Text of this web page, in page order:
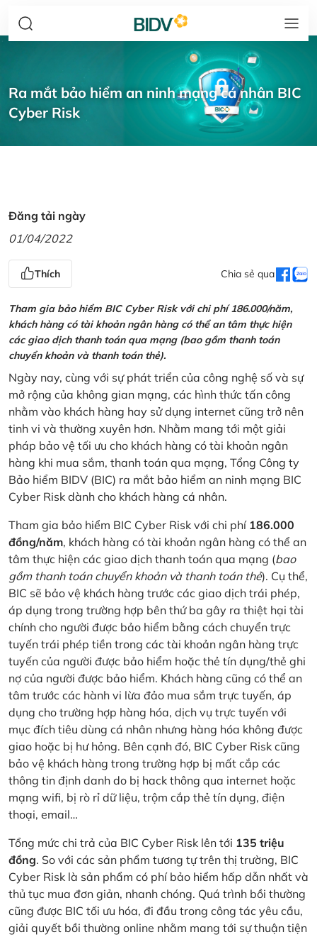
Ra mắt bảo hiểm an ninh mạng cá nhân BIC
Cyber Risk
Đăng tải ngày
01/04/2022
Thích Chia sẻ qua
Tham gia bảo hiểm BIC Cyber Risk với chi phí 186.000/năm,
khách hàng có tài khoản ngân hàng có thể an tâm thực hiện
các giao dịch thanh toán qua mạng (bao gồm thanh toán
chuyển khoản và thanh toán thẻ).
Ngày nay, cùng với sự phát triển của công nghệ số và sự
mở rộng của không gian mạng, các hình thức tấn công
nhằm vào khách hàng hay sử dụng internet cũng trở nên
tinh vi và thường xuyên hơn. Nhằm mang tới một giải
pháp bảo vệ tối ưu cho khách hàng có tài khoản ngân
hàng khi mua sắm, thanh toán qua mạng, Tổng Công ty
Bảo hiểm BIDV (BIC) ra mắt bảo hiểm an ninh mạng BIC
Cyber Risk dành cho khách hàng cá nhân.
Tham gia bảo hiểm BIC Cyber Risk với chi phí 186.000
đồng/năm, khách hàng có tài khoản ngân hàng có thể an
tâm thực hiện các giao dịch thanh toán qua mạng (bao
gồm thanh toán chuyển khoản và thanh toán thẻ). Cụ thể,
BIC sẽ bảo vệ khách hàng trước các giao dịch trái phép,
áp dụng trong trường hợp bên thứ ba gây ra thiệt hại tài
chính cho người được bảo hiểm bằng cách chuyển trực
tuyến trái phép tiền trong các tài khoản ngân hàng trực
tuyến của người được bảo hiểm hoặc thẻ tín dụng/thẻ ghi
nợ của người được bảo hiểm. Khách hàng cũng có thể an
tâm trước các hành vi lừa đảo mua sắm trực tuyến, áp
dụng cho trường hợp hàng hóa, dịch vụ trực tuyến với
mục đích tiêu dùng cá nhân nhưng hàng hóa không được
giao hoặc bị hư hỏng. Bên cạnh đó, BIC Cyber Risk cũng
bảo vệ khách hàng trong trường hợp bị mất cắp các
thông tin định danh do bị hack thông qua internet hoặc
mạng wifi, bị rò rỉ dữ liệu, trộm cắp thẻ tín dụng, điện
thoại, email…
Tổng mức chi trả của BIC Cyber Risk lên tới 135 triệu
đồng. So với các sản phẩm tương tự trên thị trường, BIC
Cyber Risk là sản phẩm có phí bảo hiểm hấp dẫn nhất và
thủ tục mua đơn giản, nhanh chóng. Quá trình bồi thường
cũng được BIC tối ưu hóa, đi đầu trong công tác yêu cầu,
giải quyết bồi thường online nhằm mang tới sự thuận tiện